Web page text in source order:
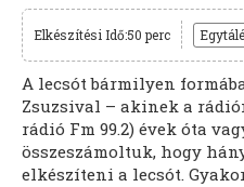
Elkészítési Idő:50 perc
A lecsót bármilyen
Zsuzsival – akinek a
rádió Fm 99.2) évek óta
összeszámoltuk, hogy
elkészíteni a lecsót.